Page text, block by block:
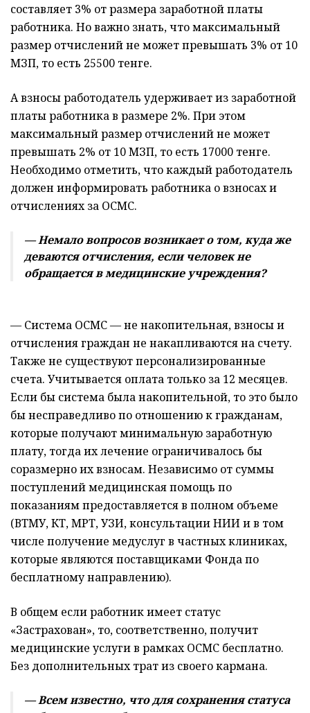
составляет 3% от размера заработной платы
работника. Но важно знать, что максимальный
размер отчислений не может превышать 3% от 10
МЗП, то есть 25500 тенге.
А взносы работодатель удерживает из заработной
платы работника в размере 2%. При этом
максимальный размер отчислений не может
превышать 2% от 10 МЗП, то есть 17000 тенге.
Необходимо отметить, что каждый работодатель
должен информировать работника о взносах и
отчислениях за ОСМС.
— Немало вопросов возникает о том, куда же
деваются отчисления, если человек не
обращается в медицинские учреждения?
— Система ОСМС — не накопительная, взносы и
отчисления граждан не накапливаются на счету.
Также не существуют персонализированные
счета. Учитывается оплата только за 12 месяцев.
Если бы система была накопительной, то это было
бы несправедливо по отношению к гражданам,
которые получают минимальную заработную
плату, тогда их лечение ограничивалось бы
соразмерно их взносам. Независимо от суммы
поступлений медицинская помощь по
показаниям предоставляется в полном объеме
(ВТМУ, КТ, МРТ, УЗИ, консультации НИИ и в том
числе получение медуслуг в частных клиниках,
которые являются поставщиками Фонда по
бесплатному направлению).
В общем если работник имеет статус
«Застрахован», то, соответственно, получит
медицинские услуги в рамках ОСМС бесплатно.
Без дополнительных трат из своего кармана.
— Всем известно, что для сохранения статуса